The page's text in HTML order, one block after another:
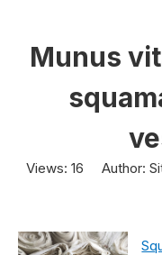
Munus
Views: 16 Author: